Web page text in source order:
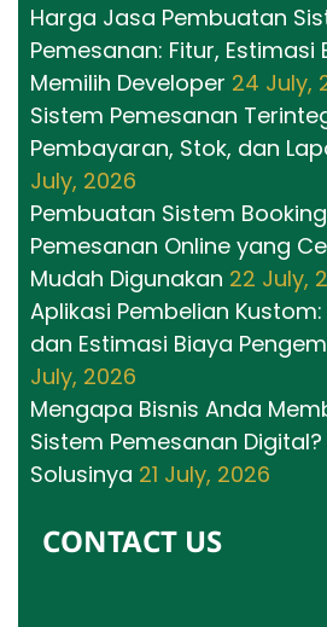
Harga Jasa Pembuatan
Pemesanan: Fitur, Estimasi
Memilih Developer 24 July,
Sistem Pemesanan
Pembayaran, Stok, dan
July, 2026
Pembuatan Sistem
Pemesanan Online yang
Mudah Digunakan 22 July,
Aplikasi Pembelian
dan Estimasi Biaya
July, 2026
Mengapa Bisnis Anda
Sistem Pemesanan
Solusinya 21 July, 2026
CONTACT US